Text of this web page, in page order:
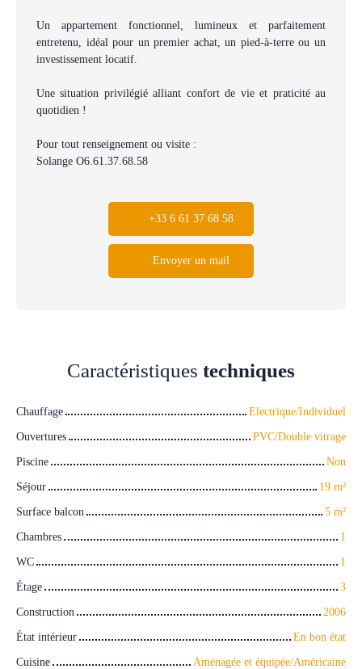
Un appartement fonctionnel, lumineux et parfaitement
entretenu, idéal pour un premier achat, un pied-à-terre ou un
investissement locatif.
Une situation privilégié alliant confort de vie et praticité au
quotidien !
Pour tout renseignement ou visite :
Solange O6.61.37.68.58
+33 6 61 37 68 58
Envoyer un mail
Caractéristiques techniques
Chauffage
Electrique/Individuel
Ouvertures
PVC/Double vitrage
Piscine
Non
Séjour
19 m²
Surface balcon
5 m²
Chambres
1
WC
1
Étage
3
Construction
2006
État intérieur
En bon état
Cuisine
Aménagée et équipée/Américaine